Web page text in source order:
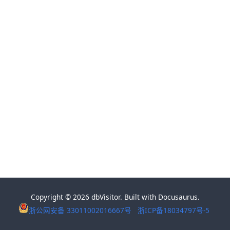
Copyright © 2026 dbVisitor. Built with Docusaurus.
浙公网安备 33011002016667号
浙ICP备18034797号-5